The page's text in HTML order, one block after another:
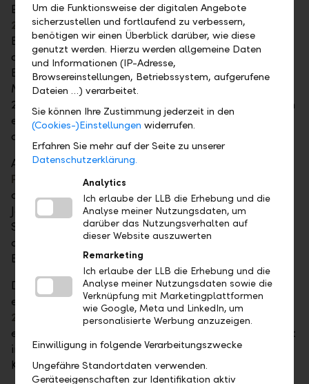
Eröffnet wird "LLB Sommer im Hof" amDonnerstag,
25. Juni 2026, 20:30 Uhrvon der Liechtensteiner
Blues- und RockbandBluebones. Die Band zählt zu
den dienstältesten aktiven Rock- und
Bluesformationen des Landes. Für einen besonderen
Moment sorgt Bandleader Gustl Pomberger, der
2026 seinen 80. Geburtstag feiert. Sein Wunsch, noch
einmal im Innenhof der LLB zu spielen, wird an
diesem Abend Realität.
Am Freitagabend, 26. Juni 2026, 20:30 Uhr
Patric Scott
auf der Bühne. Der in Gams
aufgewachsene Musiker verbindet Pop, Rock und
Jazzeinflüsse mit einer ausgeprägten
Singer/Songwriter Handschrift. Mit seiner
ausdrucksstarken Stimme und langjährigen
Bühnenerfahrung begeistert er ein breites Publikum.
Der Abschluss folgt amSamstag, 27. Juni 2026, mit
einemDaydance von Raumfrequenz. Von14.00 bis
23.00 Uhr
verwandelt sich der Innenhof in einen
elektronischen Klangraum. Rund sechs DJs sorgen mit
innovativer elektronischer Musik und audiovisuellen
Konzepten für ein besonderes Konzerterlebnis.
Um die Funktionsweise der digitalen Angebote
sicherzustellen und fortlaufend zu verbessern,
benötigen wir einen Überblick darüber, wie diese
genutzt werden. Hierzu werden allgemeine Daten
und Informationen (IP-Adresse,
Browsereinstellungen, Betriebssystem, aufgerufene
Dateien …) verarbeitet.
Sie können Ihre Zustimmung jederzeit in den
(Cookies-)Einstellungen widerrufen.
Erfahren Sie mehr auf der Seite zu unserer
Datenschutzerklärung.
Analytics
Ich erlaube der LLB die Erhebung und die
Analyse meiner Nutzungsdaten, um
darüber das Nutzungsverhalten auf
dieser Website auszuwerten
Remarketing
Ich erlaube der LLB die Erhebung und die
Analyse meiner Nutzungsdaten sowie die
Verknüpfung mit Marketingplattformen
wie Google, Meta und LinkedIn, um
personalisierte Werbung anzuzeigen.
Einwilligung in folgende Verarbeitungszwecke
Ungefähre Standortdaten verwenden.
Geräteeigenschaften zur Identifikation aktiv